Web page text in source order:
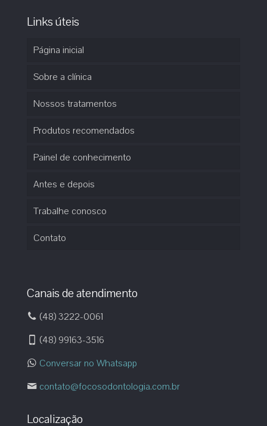
Links úteis
Página inicial
Sobre a clínica
Nossos tratamentos
Produtos recomendados
Painel de conhecimento
Antes e depois
Trabalhe conosco
Contato
Canais de atendimento
(48) 3222-0061
(48) 99163-3516
Conversar no Whatsapp
contato@focosodontologia.com.br
Localização